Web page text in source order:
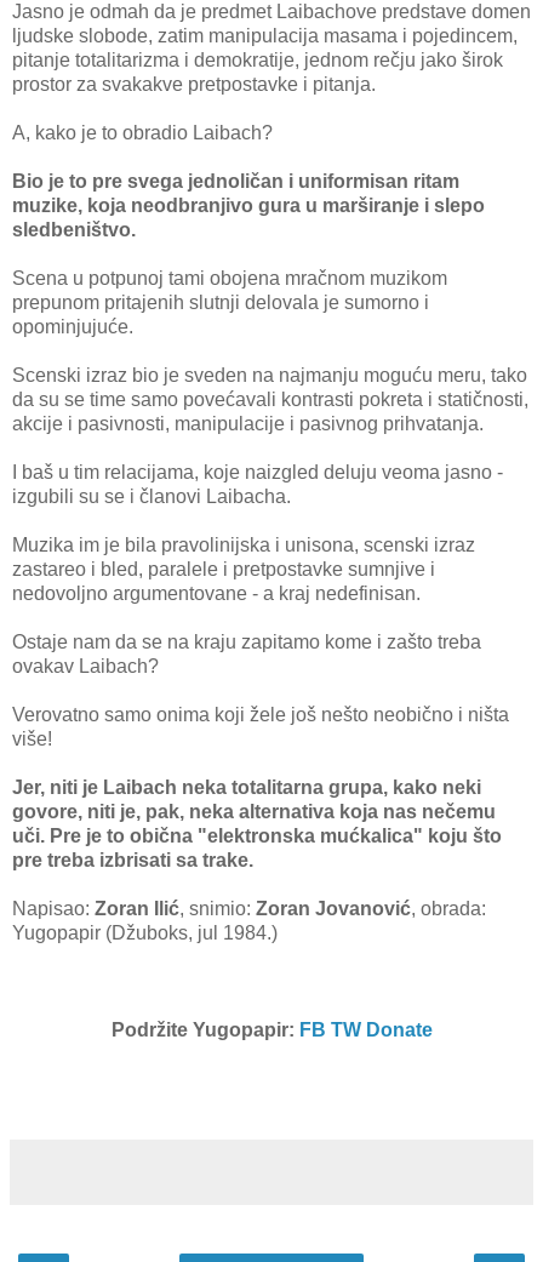
Jasno je odmah da je predmet Laibachove predstave domen
ljudske slobode, zatim manipulacija masama i pojedincem,
pitanje totalitarizma i demokratije, jednom rečju jako širok
prostor za svakakve pretpostavke i pitanja.
A, kako je to obradio Laibach?
Bio je to pre svega jednoličan i uniformisan ritam
muzike, koja neodbranjivo gura u marširanje i slepo
sledbeništvo.
Scena u potpunoj tami obojena mračnom muzikom
prepunom pritajenih slutnji delovala je sumorno i
opominjujuće.
Scenski izraz bio je sveden na najmanju moguću meru, tako
da su se time samo povećavali kontrasti pokreta i statičnosti,
akcije i pasivnosti, manipulacije i pasivnog prihvatanja.
I baš u tim relacijama, koje naizgled deluju veoma jasno -
izgubili su se i članovi Laibacha.
Muzika im je bila pravolinijska i unisona, scenski izraz
zastareo i bled, paralele i pretpostavke sumnjive i
nedovoljno argumentovane - a kraj nedefinisan.
Ostaje nam da se na kraju zapitamo kome i zašto treba
ovakav Laibach?
Verovatno samo onima koji žele još nešto neobično i ništa
više!
Jer, niti je Laibach neka totalitarna grupa, kako neki
govore, niti je, pak, neka alternativa koja nas nečemu
uči. Pre je to obična "elektronska mućkalica" koju što
pre treba izbrisati sa trake.
Napisao: Zoran Ilić, snimio: Zoran Jovanović, obrada:
Yugopapir (Džuboks, jul 1984.)
Podržite Yugopapir: FB TW Donate